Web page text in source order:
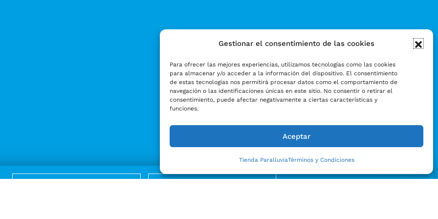
Gestionar el consentimiento de las cookies
Para ofrecer las mejores experiencias, utilizamos tecnologías como las cookies
para almacenar y/o acceder a la información del dispositivo. El consentimiento
de estas tecnologías nos permitirá procesar datos como el comportamiento de
navegación o las identificaciones únicas en este sitio. No consentir o retirar el
consentimiento, puede afectar negativamente a ciertas características y
funciones.
Aceptar
Tienda ParalluviaTérminos y Condiciones